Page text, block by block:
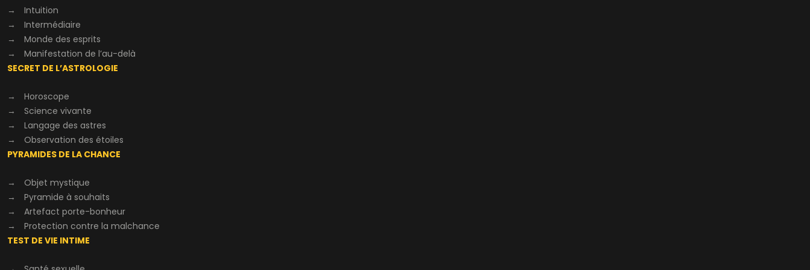
→
Intuition
→
Intermédiaire
→
Monde des esprits
→
Manifestation de l’au-delà
SECRET DE L’ASTROLOGIE
→
Horoscope
→
Science vivante
→
Langage des astres
→
Observation des étoiles
PYRAMIDES DE LA CHANCE
→
Objet mystique
→
Pyramide à souhaits
→
Artefact porte-bonheur
→
Protection contre la malchance
TEST DE VIE INTIME